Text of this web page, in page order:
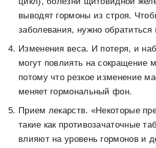
выводят гормоны из строя.
заболевания, нужно обратиться
Изменения веса. И потеря, и
могут повлиять на сокращение
потому что резкое изменение
меняет гормональный фон.
Прием лекарств. «Некоторые
такие как противозачаточные
влияют на уровень гормонов и